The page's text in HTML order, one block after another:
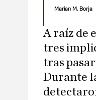
Marian M. Borja
A raíz de
tres
tras
Durante